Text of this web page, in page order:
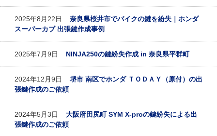
2025年8月22日 奈良県桜井市でバイクの鍵を紛失｜ホンダ
スーパーカブ 出張鍵作成事例
2025年7月9日 NINJA250の鍵紛失作成 in 奈良県平群町
2024年12月9日 堺市 南区でホンダ ＴＯＤＡＹ（原付）の出
張鍵作成のご依頼
2024年5月3日 大阪府田尻町 SYM X-proの鍵紛失による出
張鍵作成のご依頼